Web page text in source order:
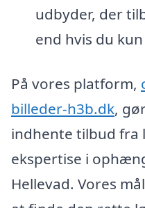
udbyder, der
end hvis du
På vores platform,
billeder-h3b.dk,
indhente tilbud fra
ekspertise i
Hellevad. Vores